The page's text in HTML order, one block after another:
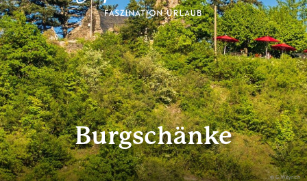
© G. Weyrich
Burgschänke